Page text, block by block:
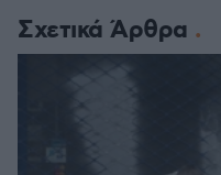
Σχετικά Άρθρα